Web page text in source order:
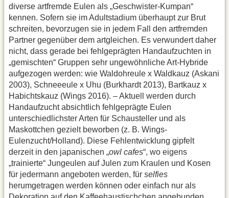
diverse artfremde Eulen als „Geschwister-Kumpan“
kennen. Sofern sie im Adultstadium überhaupt zur Brut
schreiten, bevorzugen sie in jedem Fall den artfremden
Partner gegenüber dem artgleichen. Es verwundert daher
nicht, dass gerade bei fehlgeprägten Handaufzuchten in
„gemischten“ Gruppen sehr ungewöhnliche Art-Hybride
aufgezogen werden: wie Waldohreule x Waldkauz (Askani
2003), Schneeeule x Uhu (Burkhardt 2013), Bartkauz x
Habichtskauz (Wings 2016). – Aktuell werden durch
Handaufzucht absichtlich fehlgeprägte Eulen
unterschiedlichster Arten für Schausteller und als
Maskottchen gezielt beworben (z. B. Wings-
Eulenzucht/Holland). Diese Fehlentwicklung gipfelt
derzeit in den japanischen „owl cafes“, wo eigens
„trainierte“ Jungeulen auf Julen zum Kraulen und Kosen
für jedermann angeboten werden, für selfies
herumgetragen werden können oder einfach nur als